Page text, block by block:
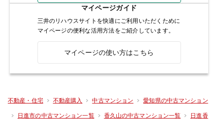
マイページガイド
三井のリハウスサイトを快適にご利用いただくために
マイページの便利な活用方法をご紹介しています。
マイページの使い方はこちら
不動産・住宅 不動産購入 中古マンション 愛知県の中古マンション
日進市の中古マンション一覧 香久山の中古マンション一覧 日進香